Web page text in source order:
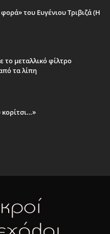
του Ευγένιου Τριβιζά (Η
το μεταλλικό φίλτρο
τα λίπη